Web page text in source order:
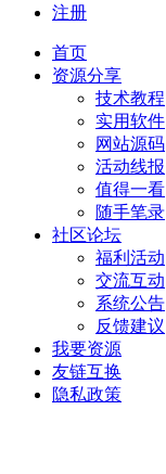
注册
首页
资源分享
技术教程
实用软件
网站源码
活动线报
值得一看
随手笔录
社区论坛
福利活动
交流互动
系统公告
反馈建议
我要资源
友链互换
隐私政策